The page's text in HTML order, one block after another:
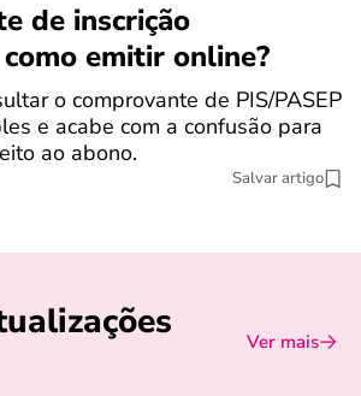
de inscrição
como emitir online?
o comprovante de PIS/PASEP
e acabe com a confusão para
ao abono.
Salvar artigo
Ver mais